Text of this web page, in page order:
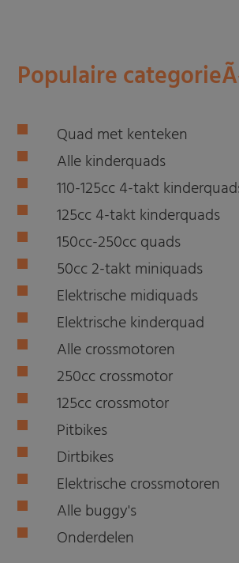
Populaire
Quad met kenteken
Alle kinderquads
110-125cc 4-takt
125cc 4-takt kinderquads
150cc-250cc quads
50cc 2-takt miniquads
Elektrische midiquads
Elektrische kinderquad
Alle crossmotoren
250cc crossmotor
125cc crossmotor
Pitbikes
Dirtbikes
Elektrische crossmotoren
Alle buggy's
Onderdelen